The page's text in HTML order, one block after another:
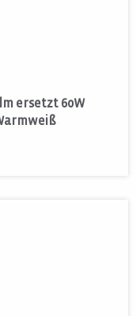
ersetzt 60W